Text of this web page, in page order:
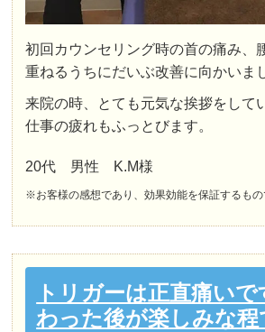
初回カウンセリング時の首の痛み、
重ねるうちにだいぶ改善に向かいま
来院の時、とても元気な挨拶をして
仕事の疲れもふっとびます。
20代 男性 K.M様
※お客様の感想であり、効果効能を保証するもの
トリガーは正直痛い
わった後が楽しみな程